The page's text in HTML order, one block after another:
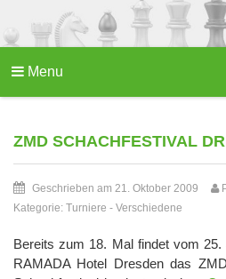
Menu
ZMD SCHACHFESTIVAL
Geschrieben am 21. Oktober 2009
Kategorie: Turniere - Verschiedene
Bereits zum 18. Mal findet vom
RAMADA Hotel Dresden das